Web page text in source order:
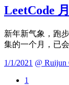
LeetCode
新年新气象，跑
集的一个月，已会
1/1/2021 @ Ruijun
1